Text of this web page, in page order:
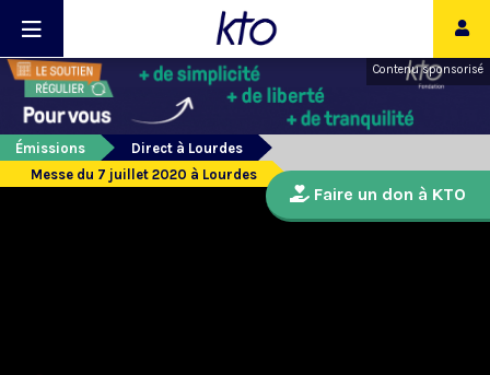
Contenu sponsorisé
Émissions
Direct à Lourdes
Messe du 7 juillet 2020 à Lourdes
Faire un don à KTO